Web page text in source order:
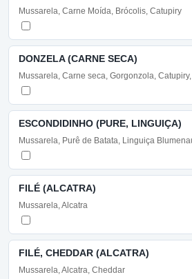
Mussarela, Carne Moída, Brócolis, Catupiry
DONZELA (CARNE SECA)
Mussarela, Carne seca, Gorgonzola,
ESCONDIDINHO (PURE, LINGUIÇA)
Mussarela, Purê de Batata, Linguiça
FILÉ (ALCATRA)
Mussarela, Alcatra
FILÉ, CHEDDAR (ALCATRA)
Mussarela, Alcatra, Cheddar